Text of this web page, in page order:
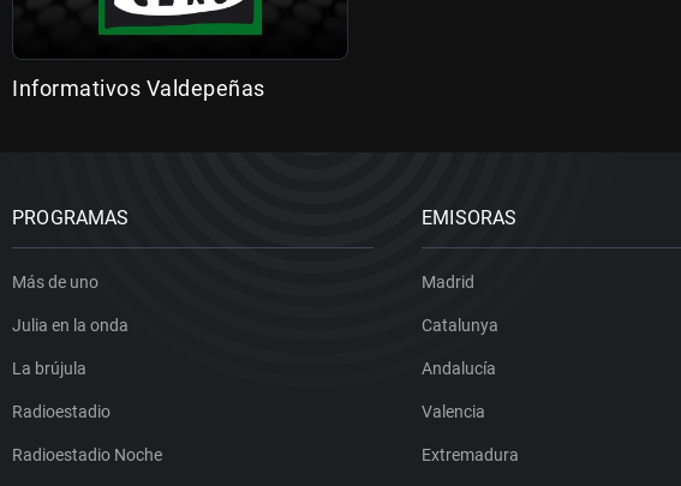
Informativos Valdepeñas
PROGRAMAS
Más de uno
Julia en la onda
La brújula
Radioestadio
Radioestadio Noche
EMISORAS
Madrid
Catalunya
Andalucía
Valencia
Extremadura